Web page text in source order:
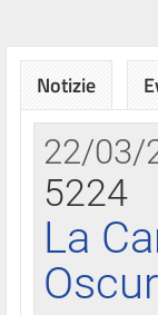
Notizie
22/03/
5224
La